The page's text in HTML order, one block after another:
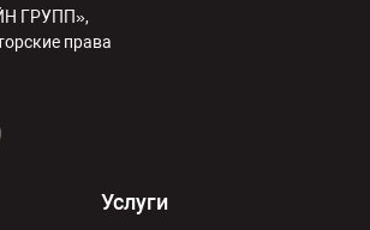
ГРУПП»,
права
Услуги